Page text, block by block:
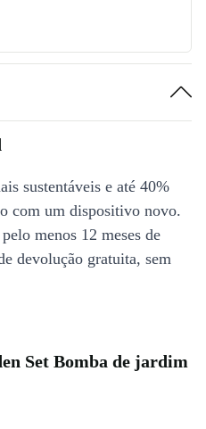
sustentáveis e até 40%
com um dispositivo novo.
menos 12 meses de
devolução gratuita, sem
Set Bomba de jardim